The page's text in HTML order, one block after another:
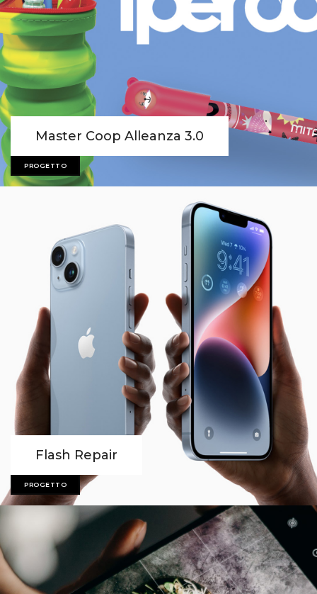
Master Coop Alleanza 3.0
PROGETTO
Flash Repair
PROGETTO